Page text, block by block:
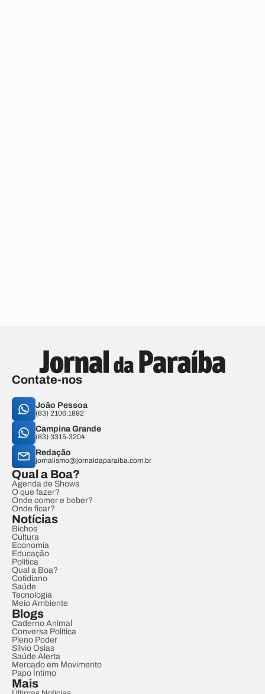
Contate-nos
João Pessoa
(83) 2106.1892
Campina Grande
(83) 3315-3204
Redação
jornalismo@jornaldaparaiba.com.br
Qual a Boa?
Agenda de Shows
O que fazer?
Onde comer e beber?
Onde ficar?
Notícias
Bichos
Cultura
Economia
Educação
Política
Qual a Boa?
Cotidiano
Saúde
Tecnologia
Meio Ambiente
Blogs
Caderno Animal
Conversa Política
Pleno Poder
Sílvio Osias
Saúde Alerta
Mercado em Movimento
Papo Íntimo
Mais